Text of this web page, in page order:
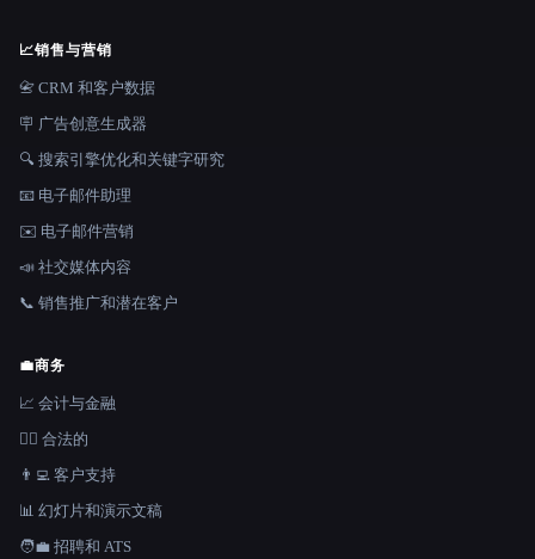
📈销售与营销
📇 CRM 和客户数据
🪧 广告创意生成器
🔍 搜索引擎优化和关键字研究
📧 电子邮件助理
✉️ 电子邮件营销
📣 社交媒体内容
📞 销售推广和潜在客户
💼商务
📈 会计与金融
👩‍⚖️ 合法的
👨‍💻 客户支持
📊 幻灯片和演示文稿
🧑‍💼 招聘和 ATS